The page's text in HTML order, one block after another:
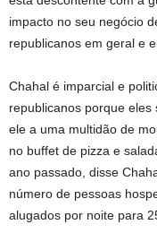
impacto no seu negócio
republicanos em geral e
Chahal é imparcial e
republicanos porque eles
ele a uma multidão de
no buffet de pizza e
ano passado, disse
número de pessoas
alugados por noite para